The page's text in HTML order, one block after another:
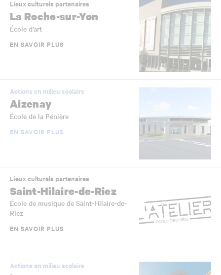
Lieux culturels partenaires
La Roche-sur-Yon
École d’art
EN SAVOIR PLUS
Actions en milieu scolaire
Aizenay
École de la Pénière
EN SAVOIR PLUS
Lieux culturels partenaires
Saint-Hilaire-de-Riez
École de musique de Saint-Hilaire-de-
Riez
EN SAVOIR PLUS
Actions en milieu scolaire